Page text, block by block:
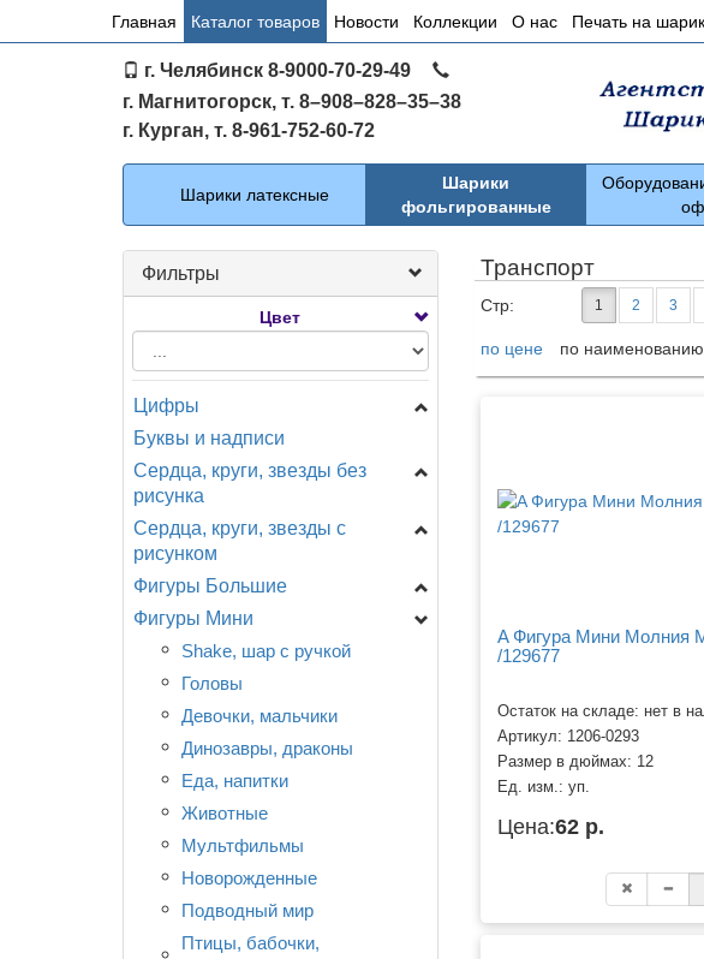
Основное
Главная Каталог товаров Новости Коллекции О нас Печать на
г. Челябинск 8-9000-70-29-49
г. Магнитогорск, т. 8–908–828–35–38
г. Курган, т. 8-961-752-60-72
Каталог
Шарики латексные
Шарики
фольгированные
Фильтры
Цвет
Цифры
Цифры Мини
Цифры на подставке
A - Анаграмм (США)
AG - Agura
(ИСПАНИЯ)
CTI - США
GR - Италия
CN - Китай
Разное
Буквы и надписи
Сердца, круги, звезды без
рисунка
Звезды
Сердца
Круги
Специальные
Сердца, круги, звезды с
рисунком
День Рождения
Новорождённым
Разное
Любовь, свадьба.
Детская тематика,
мультфильмы.
События, праздники.
Смайлы, улыбки.
Поздравляю!
Фигуры Большие
Головы
Девочки, мальчики...
День рождения
Еда, напитки
Животные
Любовь, свадьба
Морские обитатели
Мультфильмы, сказки ...
Новорождённые
Птицы, насекомые
Разное
Фигуры Мини
Shake, шар с ручкой
Головы
Девочки, мальчики
Динозавры, драконы
Еда, напитки
Животные
Мультфильмы
Новорожденные
Подводный мир
Птицы, бабочки,
Транспорт
Стр: 1 2 3
по цене по наименованию
A Фигура Мини Молния
/129677
Остаток на складе: нет в
Артикул: 1206-0293
Размер в дюймах: 12
Ед. изм.: уп.
Цена:62 р.